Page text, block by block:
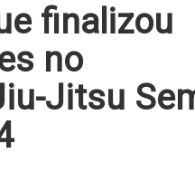
finalizou
no
Jitsu